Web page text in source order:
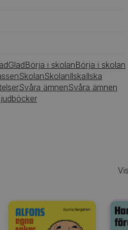
GladBörja i skolanBörja i skolan
SkolanSkolanIlskaIlska
Svåra ämnenSvåra ämnen